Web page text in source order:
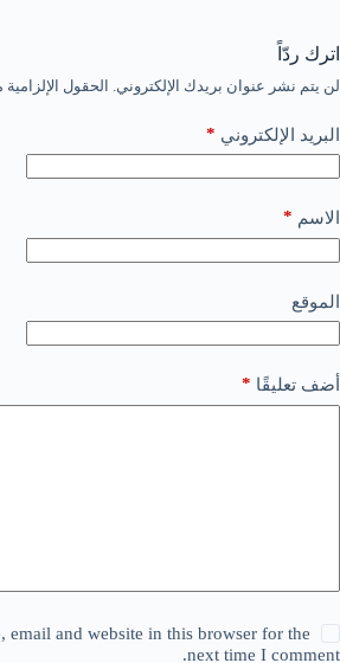
اترك ردّاً
لن يتم نشر عنوان بريدك الإلكتروني. الحقول الإلزامية
البريد الإلكتروني *
الاسم *
الموقع
أضف تعليقًا *
email and website in this browser for the
next time I comment.